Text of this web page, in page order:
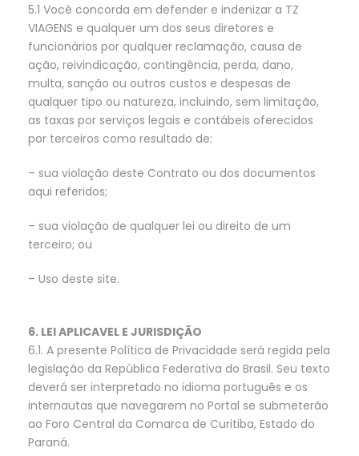
5.1 Você concorda em defender e indenizar a TZ
VIAGENS e qualquer um dos seus diretores e
funcionários por qualquer reclamação, causa de
ação, reivindicação, contingência, perda, dano,
multa, sanção ou outros custos e despesas de
qualquer tipo ou natureza, incluindo, sem limitação,
as taxas por serviços legais e contábeis oferecidos
por terceiros como resultado de:
– sua violação deste Contrato ou dos documentos
aqui referidos;
– sua violação de qualquer lei ou direito de um
terceiro; ou
– Uso deste site.
6. LEI APLICAVEL E JURISDIÇÃO
6.1. A presente Política de Privacidade será regida pela
legislação da República Federativa do Brasil. Seu texto
deverá ser interpretado no idioma português e os
internautas que navegarem no Portal se submeterão
ao Foro Central da Comarca de Curitiba, Estado do
Paraná.